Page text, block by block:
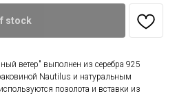
stock
ветер" выполнен из серебра 925
Nautilus и натуральным
позолота и вставки из